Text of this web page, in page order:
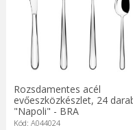
Rozsdamentes acél
evőeszközkészlet, 24
"Napoli" - BRA
Kód: A044024